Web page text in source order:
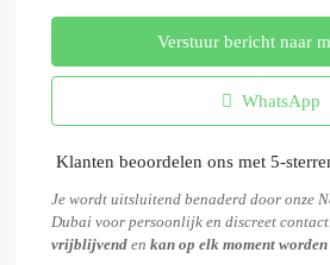
Verstuur bericht naar
WhatsApp
Klanten beoordelen ons met 5-
Je wordt uitsluitend benaderd door onze
Dubai voor persoonlijk en discreet
vrijblijvenden kan op elk moment